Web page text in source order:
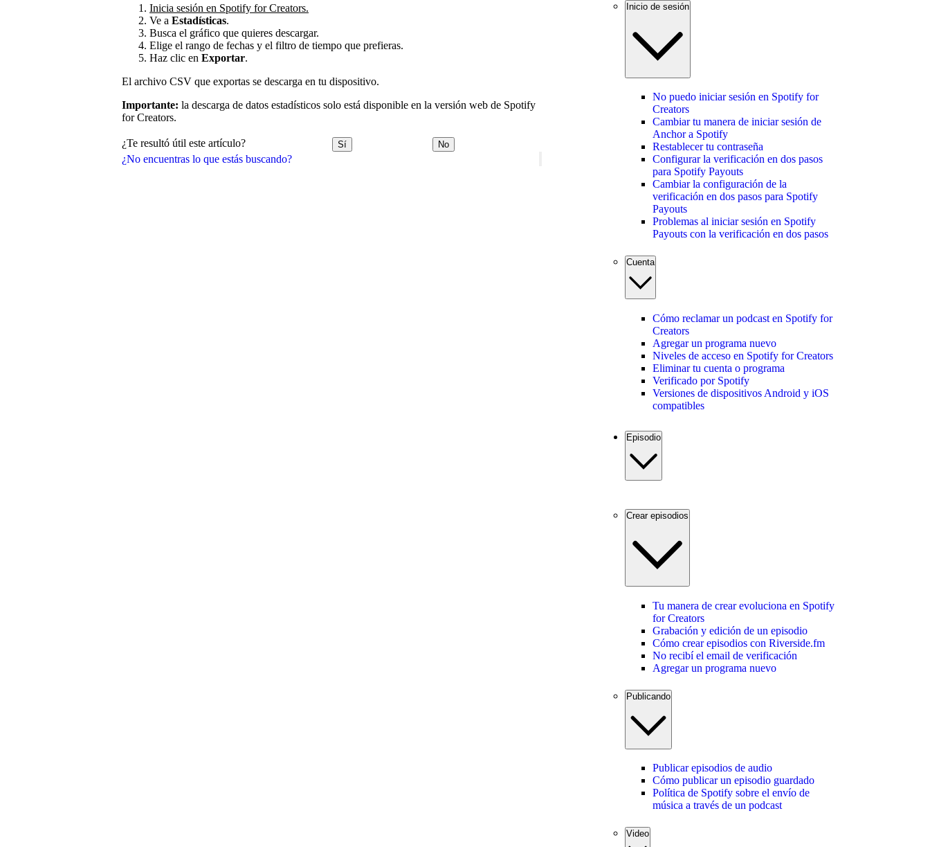
¿No encuentras lo que estás buscando?
Inicia sesión en Spotify for Creators.
Ve a Estadísticas.
Busca el gráfico que quieres descargar.
Elige el rango de fechas y el filtro de tiempo que prefieras.
Haz clic en Exportar.
El archivo CSV que exportas se descarga en tu dispositivo.
Importante: la descarga de datos estadísticos solo está disponible en la versión web de Spotify
for Creators.
¿Te resultó útil este artículo? Sí No
Inicio de sesión
No puedo iniciar sesión en Spotify for
Creators
Cambiar tu manera de iniciar sesión de
Anchor a Spotify
Restablecer tu contraseña
Configurar la verificación en dos pasos
para Spotify Payouts
Cambiar la configuración de la
verificación en dos pasos para Spotify
Payouts
Problemas al iniciar sesión en Spotify
Payouts con la verificación en dos pasos
Cuenta
Cómo reclamar un podcast en Spotify for
Creators
Agregar un programa nuevo
Niveles de acceso en Spotify for Creators
Eliminar tu cuenta o programa
Verificado por Spotify
Versiones de dispositivos Android y iOS
compatibles
Episodio
Crear episodios
Tu manera de crear evoluciona en Spotify
for Creators
Grabación y edición de un episodio
Cómo crear episodios con Riverside.fm
No recibí el email de verificación
Agregar un programa nuevo
Publicando
Publicar episodios de audio
Cómo publicar un episodio guardado
Política de Spotify sobre el envío de
música a través de un podcast
Video